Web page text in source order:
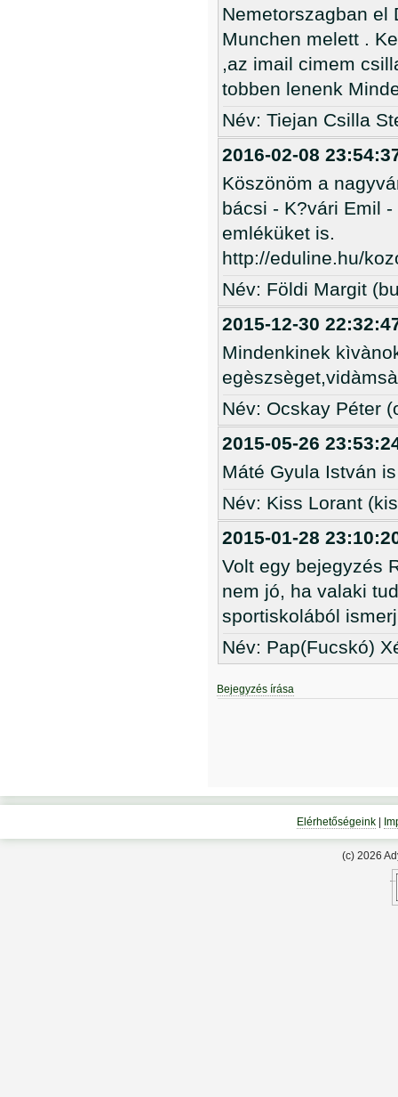
Nemetorszagban el
Munchen melett .
,az imail cimem
tobben lenenk
Név: Tiejan Csilla
2016-02-08
Köszönöm a
bácsi - K?vári Emil
emléküket is.
http://eduline.hu/
Név: Földi Margit
2015-12-30
Mindenkinek
Név: Ocskay Péter
2015-05-26
Máté Gyula István
Név: Kiss Lorant
2015-01-28
Volt egy bejegyzés
nem jó, ha valaki
sportiskolából
Név: Pap(Fucskó)
Bejegyzés írása
Elérhetőségeink|
(c) 2026